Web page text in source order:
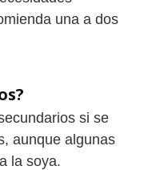
una a dos
si se
aunque algunas
la soya.